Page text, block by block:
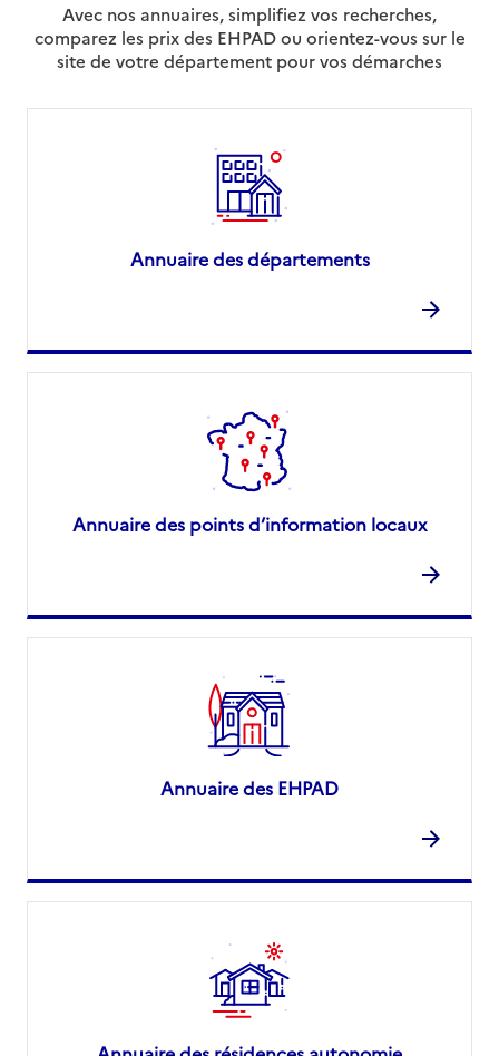
Avec nos annuaires, simplifiez vos recherches,
comparez les prix des EHPAD ou orientez-vous sur le
site de votre département pour vos démarches
Annuaire des départements
Annuaire des points d’information locaux
Annuaire des EHPAD